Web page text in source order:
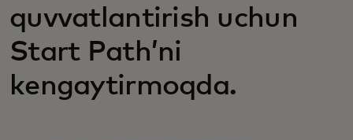
quvvatlantirish uchun
Start Path’ni
kengaytirmoqda.